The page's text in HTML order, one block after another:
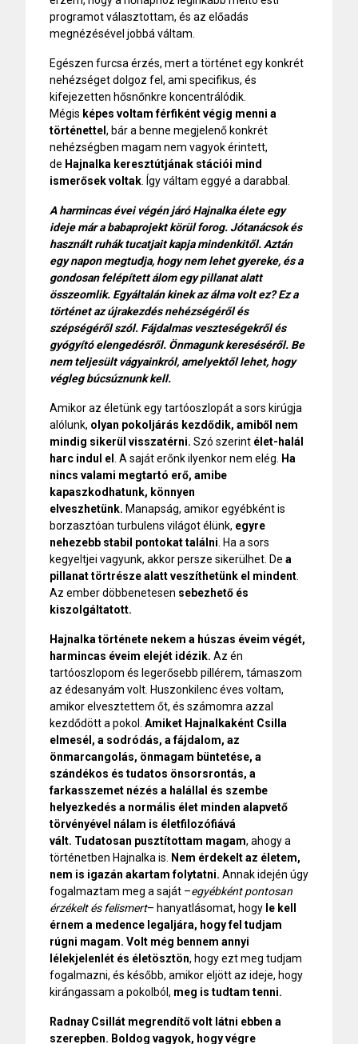
programot választottam, és az előadás
megnézésével jobbá váltam.
Egészen furcsa érzés, mert a történet egy konkrét
nehézséget dolgoz fel, ami specifikus, és
kifejezetten hősnőnkre koncentrálódik.
Mégis képes voltam férfiként végig menni a
történettel , bár a benne megjelenő konkrét
nehézségben magam nem vagyok érintett,
de Hajnalka keresztútjának stációi mind
ismerősek voltak . Így váltam eggyé a darabbal.
A harmincas évei végén járó Hajnalka élete egy
ideje már a babaprojekt körül forog. Jótanácsok és
használt ruhák tucatjait kapja mindenkitől. Aztán
egy napon megtudja, hogy nem lehet gyereke, és a
gondosan felépített álom egy pillanat alatt
összeomlik. Egyáltalán kinek az álma volt ez? Ez a
történet az újrakezdés nehézségéről és
szépségéről szól. Fájdalmas veszteségekről és
gyógyító elengedésről. Önmagunk kereséséről. Be
nem teljesült vágyainkról, amelyektől lehet, hogy
végleg búcsúznunk kell.
Amikor az életünk egy tartóoszlopát a sors kirúgja
alólunk, olyan pokoljárás kezdődik, amiből nem
mindig sikerül visszatérni. Szó szerint élet-halál
harc indul el
. A saját erőnk ilyenkor nem elég.
Ha
nincs valami megtartó erő, amibe
kapaszkodhatunk, könnyen
elveszhetünk. Manapság, amikor egyébként is
borzasztóan turbulens világot élünk, egyre
nehezebb stabil pontokat találni . Ha a sors
kegyeltjei vagyunk, akkor persze sikerülhet. De a
pillanat törtrésze alatt veszíthetünk el mindent
Az ember döbbenetesen sebezhető és
kiszolgáltatott.
Hajnalka története nekem a húszas éveim végét,
harmincas éveim elejét idézik. Az én
tartóoszlopom és legerősebb pillérem, támaszom
az édesanyám volt. Huszonkilenc éves voltam,
amikor elvesztettem őt, és számomra azzal
kezdődött a pokol. Amiket Hajnalkaként Csilla
elmesél, a sodródás, a fájdalom, az
önmarcangolás, önmagam büntetése, a
szándékos és tudatos önsorsrontás, a
farkasszemet nézés a halállal és szembe
helyezkedés a normális élet minden alapvető
törvényével nálam is életfilozófiává
vált. Tudatosan pusztítottam magam, ahogy a
történetben Hajnalka is.
Nem érdekelt az életem,
nem is igazán akartam folytatni. Annak idején úgy
fogalmaztam meg a saját –egyébként pontosan
érzékelt és felismert– hanyatlásomat, hogy le kell
érnem a medence legaljára, hogy fel tudjam
rúgni magam. Volt még bennem annyi
lélekjelenlét és életösztön, hogy ezt meg tudjam
fogalmazni, és később, amikor eljött az ideje, hogy
kirángassam a pokolból, meg is tudtam tenni.
Radnay Csillát megrendítő volt látni ebben a
szerepben. Boldog vagyok, hogy végre